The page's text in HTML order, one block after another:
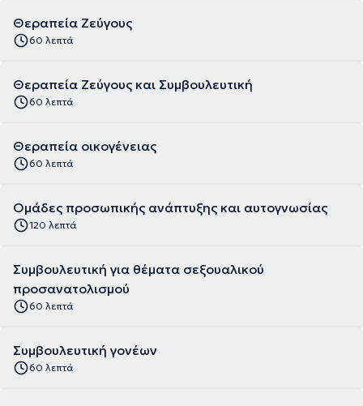
Θεραπεία Ζεύγους
60 λεπτά
Θεραπεία Ζεύγους και Συμβουλευτική
60 λεπτά
Θεραπεία οικογένειας
60 λεπτά
Ομάδες προσωπικής ανάπτυξης και αυτογνωσίας
120 λεπτά
Συμβουλευτική για θέματα σεξουαλικού
προσανατολισμού
60 λεπτά
Συμβουλευτική γονέων
60 λεπτά